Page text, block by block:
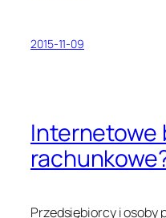
2015-11-09
Internetowe
Przedsiębiorcy i osoby